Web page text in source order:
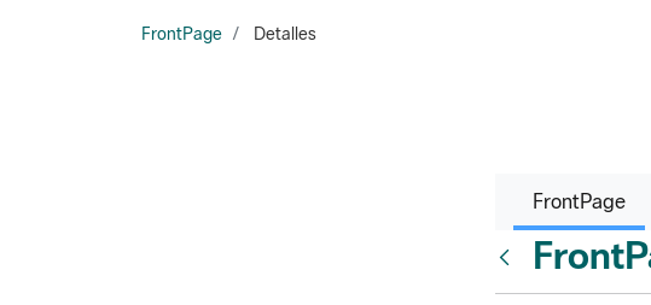
FrontPage Detalles
FrontPage